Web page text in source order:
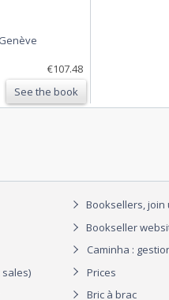
Genève
€107.48
See the book
sales)
Booksellers, join
Bookseller
Caminha :
Prices
Bric à brac